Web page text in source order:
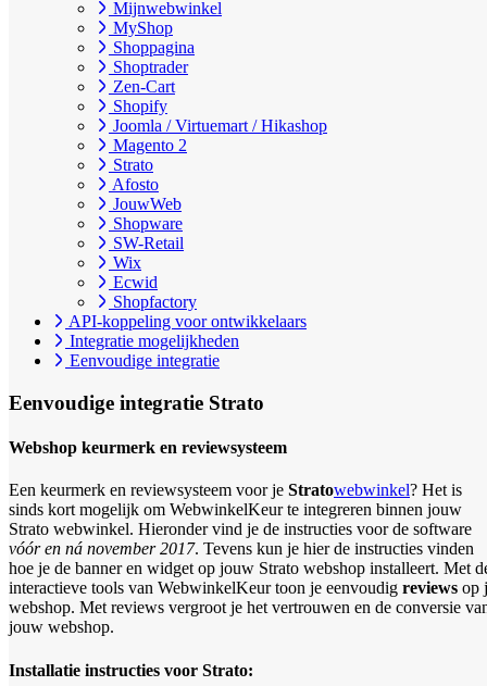
Mijnwebwinkel
MyShop
Shoppagina
Shoptrader
Zen-Cart
Shopify
Joomla / Virtuemart / Hikashop
Magento 2
Strato
Afosto
JouwWeb
Shopware
SW-Retail
Wix
Ecwid
Shopfactory
API-koppeling voor ontwikkelaars
Integratie mogelijkheden
Eenvoudige integratie
Eenvoudige integratie Strato
Webshop keurmerk en reviewsysteem
Een keurmerk en reviewsysteem voor je Stratowebwinkel? Het is
sinds kort mogelijk om WebwinkelKeur te integreren binnen jouw
Strato webwinkel. Hieronder vind je de instructies voor de software
vóór en ná november 2017. Tevens kun je hier de instructies vinden
hoe je de banner en widget op jouw Strato webshop installeert. Met
interactieve tools van WebwinkelKeur toon je eenvoudig reviews op
webshop. Met reviews vergroot je het vertrouwen en de conversie
jouw webshop.
Installatie instructies voor Strato: